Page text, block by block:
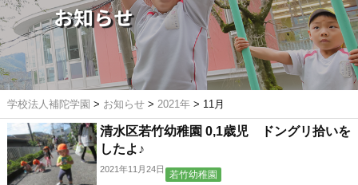
お知らせ
学校法人補陀学園 > お知らせ> 2021年> 11月
清水区若竹幼稚園 0,1歳児 ドングリ拾いを
したよ♪
2021年11月24日 若竹幼稚園